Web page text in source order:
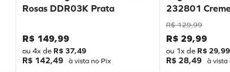
Rosas DDR03K Prata
R$ 149,99
ou4x de R$ 37,49
R$ 142,49 à vista no Pix
232801
R$ 129,99
R$ 29,99
ou 1x de R$ 29,99
R$ 28,49 à vista